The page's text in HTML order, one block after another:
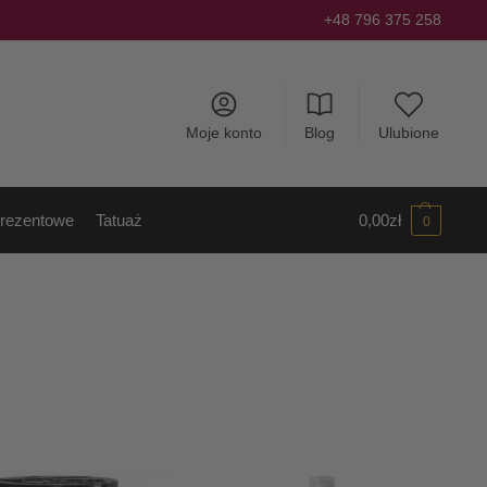
+48 796 375 258
Moje konto Blog Ulubione
Tatuaż 0,00zł 0